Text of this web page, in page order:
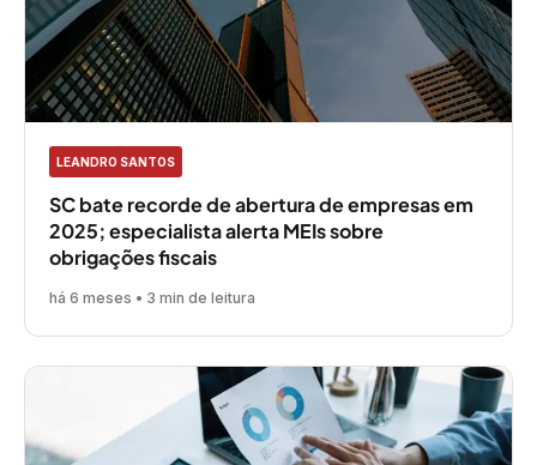
LEANDRO SANTOS
SC bate recorde de abertura de empresas em
2025; especialista alerta MEIs sobre
obrigações fiscais
há 6 meses • 3 min de leitura